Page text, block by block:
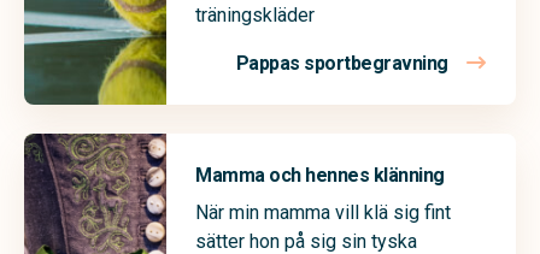
träningskläder
Pappas sportbegravning
Mamma och hennes klänning
När min mamma vill klä sig fint
sätter hon på sig sin tyska